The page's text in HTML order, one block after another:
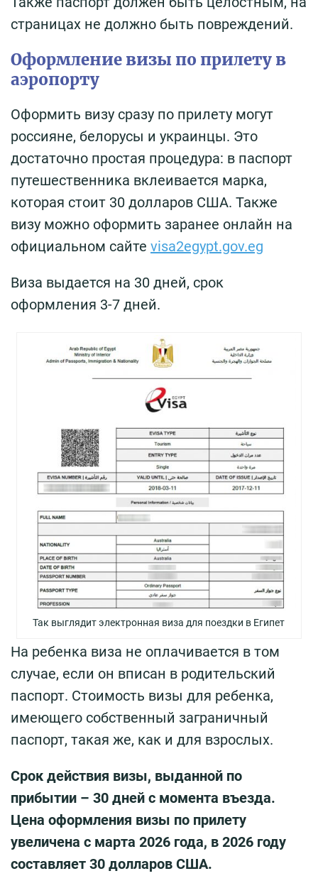
страницах не должно быть повреждений.
Оформление визы по прилету в
аэропорту
Оформить визу сразу по прилету могут
россияне, белорусы и украинцы. Это
достаточно простая процедура: в паспорт
путешественника вклеивается марка,
которая стоит 30 долларов США. Также
визу можно оформить заранее онлайн на
официальном сайте visa2egypt.gov.eg
Виза выдается на 30 дней, срок
оформления 3-7 дней.
Так выглядит электронная виза для поездки в Египет
На ребенка виза не оплачивается в том
случае, если он вписан в родительский
паспорт. Стоимость визы для ребенка,
имеющего собственный заграничный
паспорт, такая же, как и для взрослых.
Срок действия визы, выданной по
прибытии – 30 дней с момента въезда.
Цена оформления визы по прилету
увеличена с марта 2026 года, в 2026 году
составляет 30 долларов США.